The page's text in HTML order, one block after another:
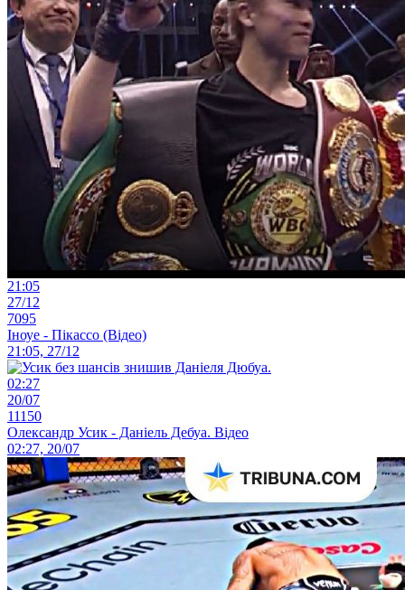
21:05
27/12
7095
Іноуе - Пікассо (Відео)
21:05, 27/12
02:27
20/07
11150
Олександр Усик - Даніель Дебуа. Відео
02:27, 20/07